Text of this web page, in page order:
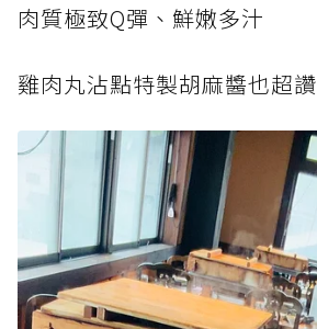
肉質極致Q彈、鮮嫩多汁
雞肉丸沾點特製胡麻醬也超讚